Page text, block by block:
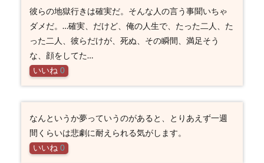
彼らの地獄行きは確実だ。そんな人の言う事聞いちゃ
ダメだ。…確実、だけど、俺の人生で、たった二人、た
った二人、彼らだけが、死ぬ、その瞬間、満足そう
な、顔をしてた…
いいね 0
なんというか夢っていうのがあると、とりあえず一週
間くらいは悲劇に耐えられる気がします。
いいね 0